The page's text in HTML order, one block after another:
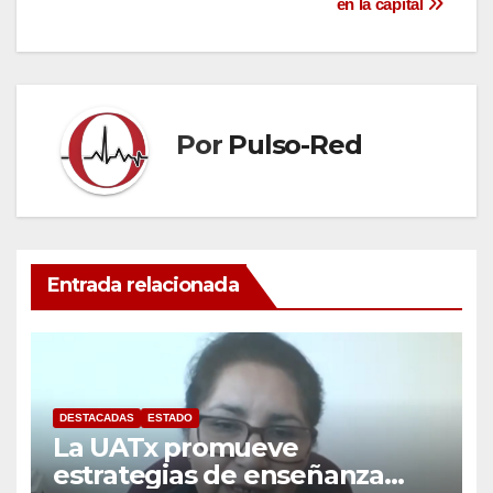
en la capital
Por Pulso-Red
Entrada relacionada
DESTACADAS ESTADO
La UATx promueve
estrategias de enseñanza